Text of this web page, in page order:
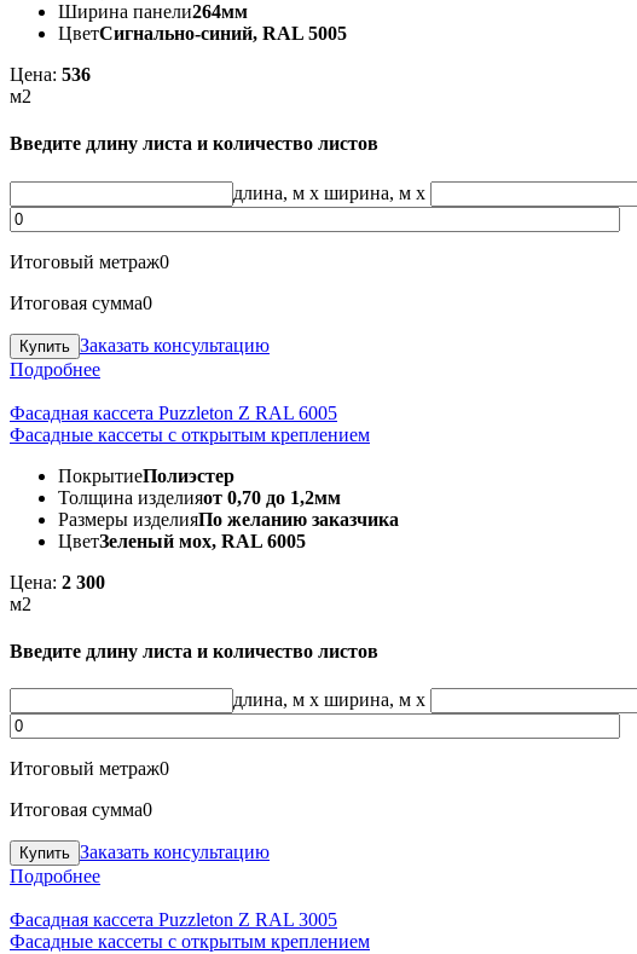
Ширина панели264мм
ЦветСигнально-синий, RAL 5005
Цена: 536
м2
Введите длину листа и количество листов
длина, м x ширина, м x
Итоговый метраж0
Итоговая сумма0
Заказать консультацию
Подробнее
Фасадная кассета Puzzleton Z RAL 6005
Фасадные кассеты с открытым креплением
ПокрытиеПолиэстер
Толщина изделияот 0,70 до 1,2мм
Размеры изделияПо желанию заказчика
ЦветЗеленый мох, RAL 6005
Цена: 2 300
м2
Введите длину листа и количество листов
длина, м x ширина, м x
Итоговый метраж0
Итоговая сумма0
Заказать консультацию
Подробнее
Фасадная кассета Puzzleton Z RAL 3005
Фасадные кассеты с открытым креплением